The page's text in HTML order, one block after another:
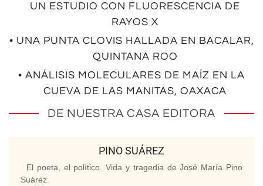
UN ESTUDIO CON FLUORESCENCIA DE
RAYOS X
• UNA PUNTA CLOVIS HALLADA EN BACALAR,
QUINTANA ROO
• ANÁLISIS MOLECULARES DE MAÍZ EN LA
CUEVA DE LAS MANITAS, OAXACA
DE NUESTRA CASA EDITORA
PINO SUÁREZ
El poeta, el político. Vida y tragedia de José María Pino
Suárez.